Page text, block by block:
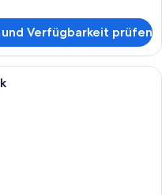
und Verfügbarkeit prüfen
Hotelzimmer mit einem großen